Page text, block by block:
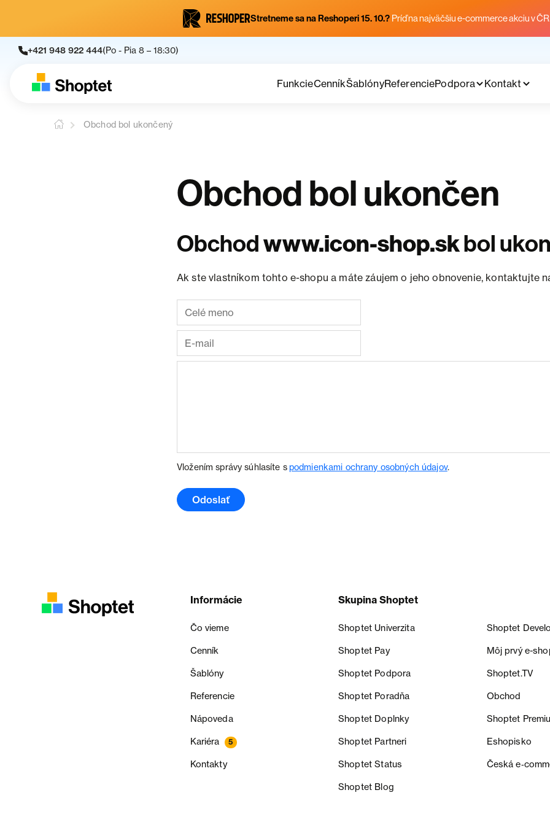
Stretneme sa na Reshoperi 15. 10.? Príď na najväčšiu e-commerce akciu v
+421 948 922 444(Po - Pia 8 – 18:30)
FunkcieCenníkŠablónyReferenciePodpora Kontakt
Obchod bol ukončený
Obchod bol ukončen
Obchodwww.icon-shop.skbol
Ak ste vlastníkom tohto e-shopu a máte záujem o jeho obnovenie, kontaktujte
Vložením správy súhlasíte spodmienkami ochrany osobných údajov.
Odoslať
Informácie
Čo vieme
Cenník
Šablóny
Referencie
Nápoveda
Kariéra 5
Kontakty
Skupina Shoptet
Shoptet Univerzita Shoptet
Shoptet Pay Môj prvý e-
Shoptet Podpora Shoptet.TV
Shoptet Poradňa Obchod
Shoptet Doplnky Shoptet
Shoptet Partneri Eshopisko
Shoptet Status Česká
Shoptet Blog